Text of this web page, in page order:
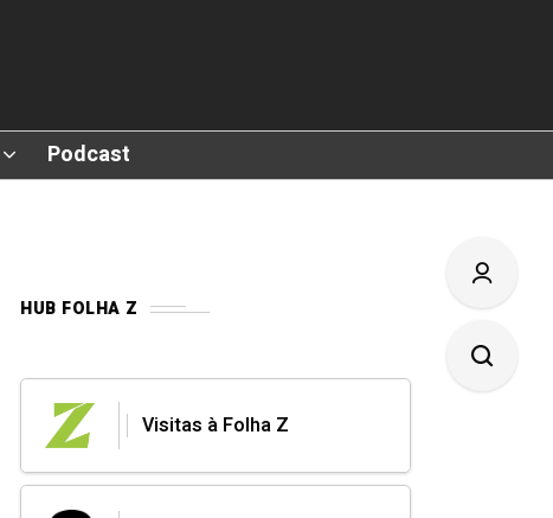
Podcast
HUB FOLHA Z
Visitas à Folha Z